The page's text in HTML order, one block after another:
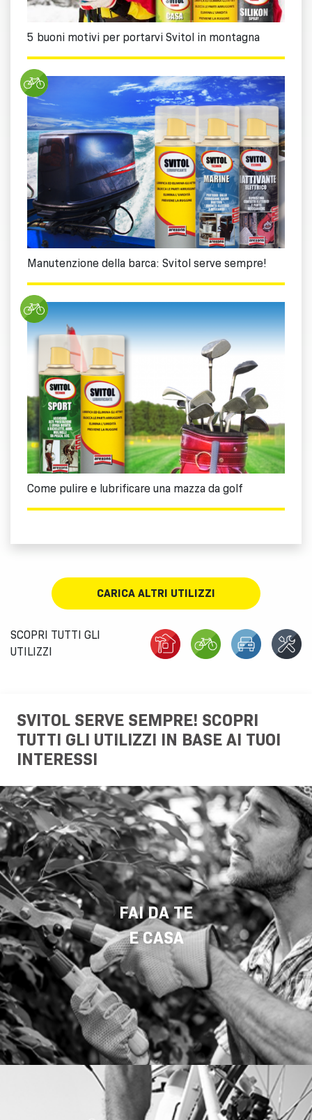
5 buoni motivi per portarvi Svitol in montagna
Manutenzione della barca: Svitol serve sempre!
Come pulire e lubrificare una mazza da golf
CARICA ALTRI UTILIZZI
SCOPRI TUTTI GLI
UTILIZZI
SVITOL SERVE SEMPRE! SCOPRI
TUTTI GLI UTILIZZI IN BASE AI TUOI
INTERESSI
FAI DA TE
E CASA